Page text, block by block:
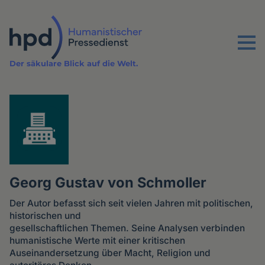
Inhalt
Menu
Der säkulare Blick auf die Welt.
Georg Gustav von Schmoller
Der Autor befasst sich seit vielen Jahren mit politischen,
historischen und
gesellschaftlichen Themen. Seine Analysen verbinden
humanistische Werte mit einer kritischen
Auseinandersetzung über Macht, Religion und